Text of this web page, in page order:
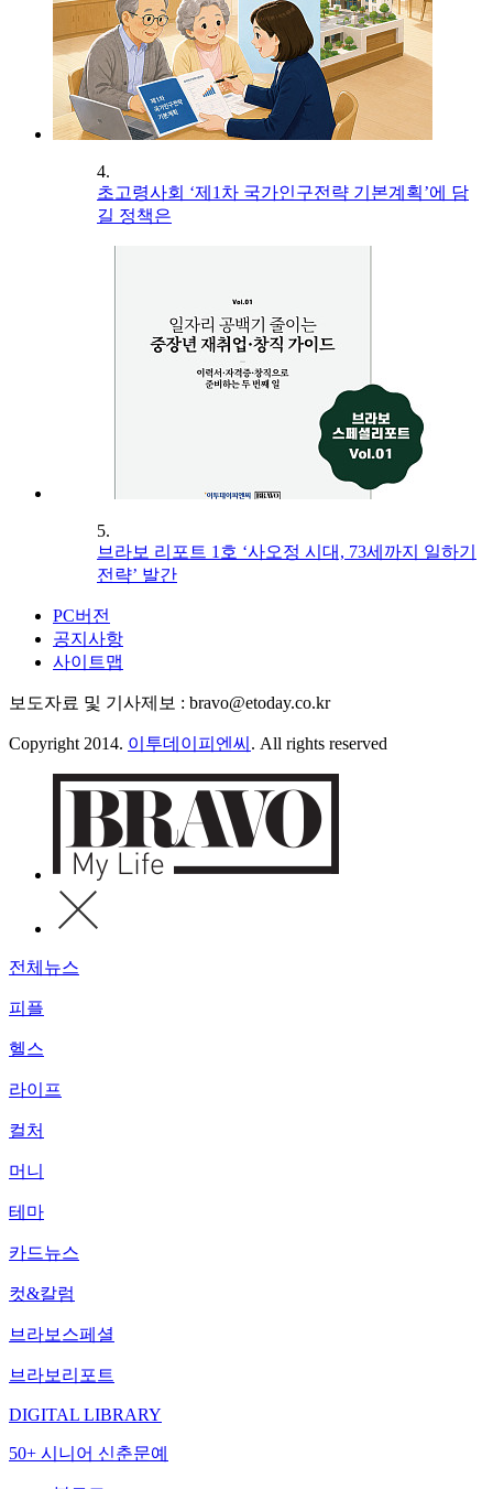
4.
초고령사회 ‘제1차 국가인구전략 기본계획’에 담
길 정책은
5.
브라보 리포트 1호 ‘사오정 시대, 73세까지 일하기
전략’ 발간
PC버전
공지사항
사이트맵
보도자료 및 기사제보 : bravo@etoday.co.kr
Copyright 2014. 이투데이피엔씨 . All rights reserved
전체뉴스
피플
헬스
라이프
컬처
머니
테마
카드뉴스
컷&칼럼
브라보스페셜
브라보리포트
DIGITAL LIBRARY
50+ 시니어 신춘문예